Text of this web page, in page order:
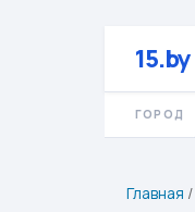
15.by
ГОРОД
Главная /